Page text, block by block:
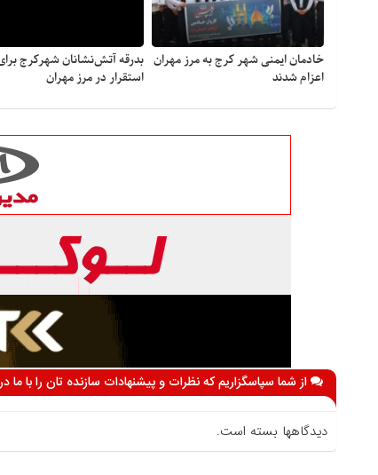
خادمان ایمنی شهر کرج به مرز مهران
اعزام شدند
بدرقه آتش‌نشانان شهرکرج
استقرار در مرز مهران
از شما سپاسگزاریم که نظرات و پیشنهادات سازنده تان را با ما
دیدگاهها بسته است.